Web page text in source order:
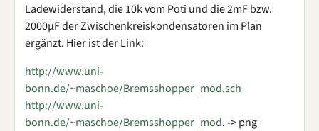
Ladewiderstand, die 10k vom Poti und die 2mF bzw.
2000µF der Zwischenkreiskondensatoren im Plan
ergänzt. Hier ist der Link:
http://www.uni-
bonn.de/~maschoe/Bremsshopper_mod.sch
http://www.uni-
bonn.de/~maschoe/Bremsshopper_mod. -> png